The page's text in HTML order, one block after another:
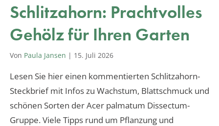
Schlitzahorn: Prachtvolles
Gehölz für Ihren Garten
Von Paula Jansen | 15. Juli 2026
Lesen Sie hier einen kommentierten Schlitzahorn-
Steckbrief mit Infos zu Wachstum, Blattschmuck und
schönen Sorten der Acer palmatum Dissectum-
Gruppe. Viele Tipps rund um Pflanzung und